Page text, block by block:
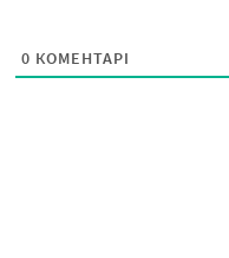
0 КОМЕНТАРІ